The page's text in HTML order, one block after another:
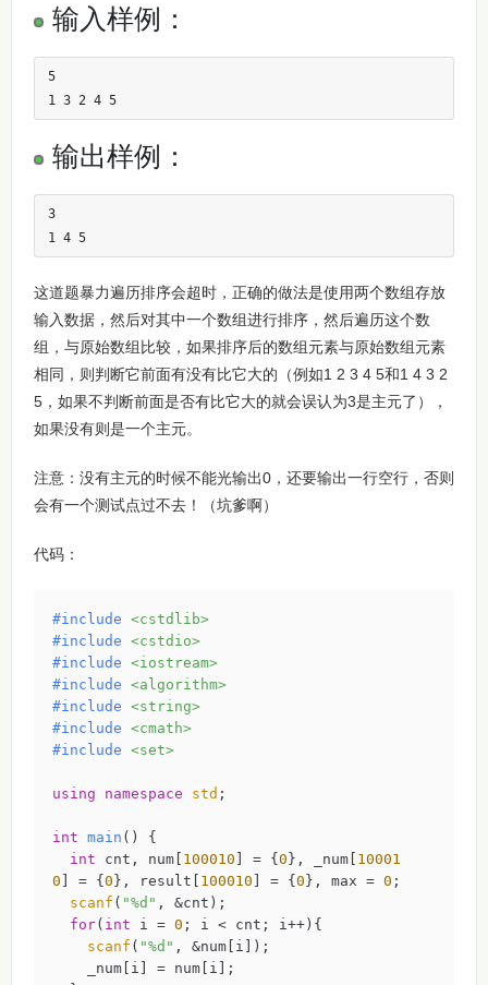
输入样例：
5
1 3 2 4 5
输出样例：
3
1 4 5
这道题暴力遍历排序会超时，正确的做法是使用两个数组存放
输入数据，然后对其中一个数组进行排序，然后遍历这个数
组，与原始数组比较，如果排序后的数组元素与原始数组元素
相同，则判断它前面有没有比它大的（例如1 2 3 4 5和1 4 3 2
5，如果不判断前面是否有比它大的就会误认为3是主元了），
如果没有则是一个主元。
注意：没有主元的时候不能光输出0，还要输出一行空行，否则
会有一个测试点过不去！（坑爹啊）
代码：
#include <cstdlib>
#include <cstdio>
#include <iostream>
#include <algorithm>
#include <string>
#include <cmath>
#include <set>
using namespace std ;
int main ()
{
int cnt, num[ 100010 ] = {0}, _num[ 10001
0 ] = {0}, result[ 100010 ] = {0}, max = 0 ;
scanf ( "%d" , &cnt);
for( int i = 0 ; i < cnt; i++){
scanf ( "%d" , &num[i]);